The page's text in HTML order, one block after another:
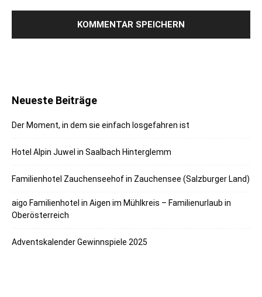
Neueste Beiträge
Der Moment, in dem sie einfach losgefahren ist
Hotel Alpin Juwel in Saalbach Hinterglemm
Familienhotel Zauchenseehof in Zauchensee (Salzburger Land)
aigo Familienhotel in Aigen im Mühlkreis – Familienurlaub in
Oberösterreich
Adventskalender Gewinnspiele 2025